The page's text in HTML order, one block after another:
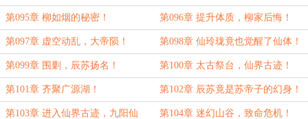
名额！
第095章 柳如烟的秘密！ 第096章 提升体质，柳家后悔！
第097章 虚空动乱，大帝陨！ 第098章 仙玲珑竟也觉醒了仙体！
第099章 围剿，辰苏扬名！ 第100章 太古祭台，仙界古迹！
第101章 齐聚广源湖！ 第102章 辰苏竟是苏帝子的幻身！
第103章 进入仙界古迹，九阳仙 第104章 迷幻山谷，致命危机！